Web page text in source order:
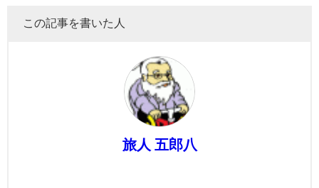
この記事を書いた人
旅人 五郎八